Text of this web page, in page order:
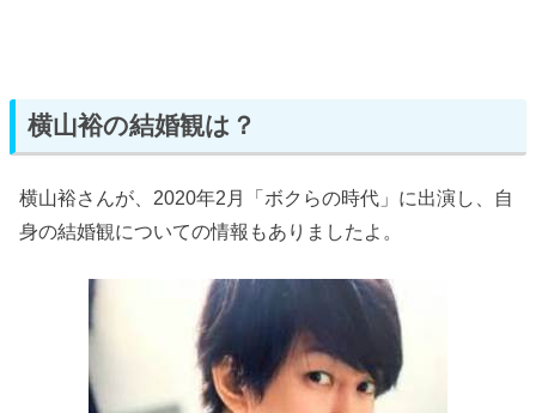
横山裕の結婚観は？
横山裕さんが、2020年2月「ボクらの時代」に出演し、自
身の結婚観についての情報もありましたよ。